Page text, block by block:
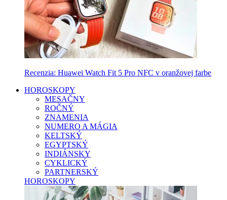
Recenzia: Huawei Watch Fit 5 Pro NFC v oranžovej farbe
HOROSKOPY
MESAČNY
ROČNÝ
ZNAMENIA
NUMERO A MÁGIA
KELTSKÝ
EGYPTSKÝ
INDIÁNSKY
CYKLICKÝ
PARTNERSKÝ
HOROSKOPY